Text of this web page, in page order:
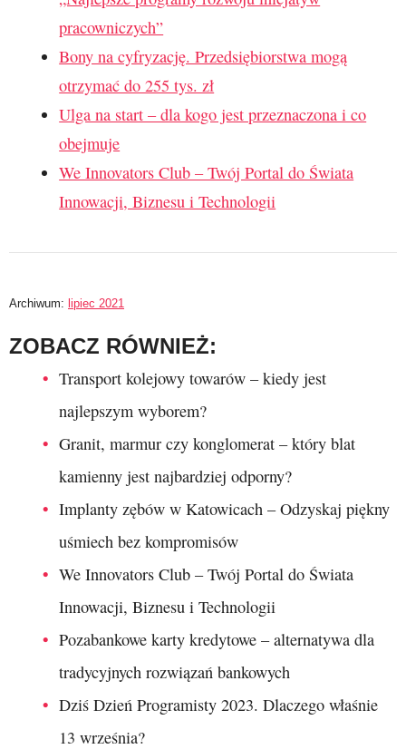
pracowniczych”
Bony na cyfryzację. Przedsiębiorstwa mogą
otrzymać do 255 tys. zł
Ulga na start – dla kogo jest przeznaczona i co
obejmuje
We Innovators Club – Twój Portal do Świata
Innowacji, Biznesu i Technologii
Archiwum: lipiec 2021
ZOBACZ RÓWNIEŻ:
Transport kolejowy towarów – kiedy jest
najlepszym wyborem?
Granit, marmur czy konglomerat – który blat
kamienny jest najbardziej odporny?
Implanty zębów w Katowicach – Odzyskaj piękny
uśmiech bez kompromisów
We Innovators Club – Twój Portal do Świata
Innowacji, Biznesu i Technologii
Pozabankowe karty kredytowe – alternatywa dla
tradycyjnych rozwiązań bankowych
Dziś Dzień Programisty 2023. Dlaczego właśnie
13 września?